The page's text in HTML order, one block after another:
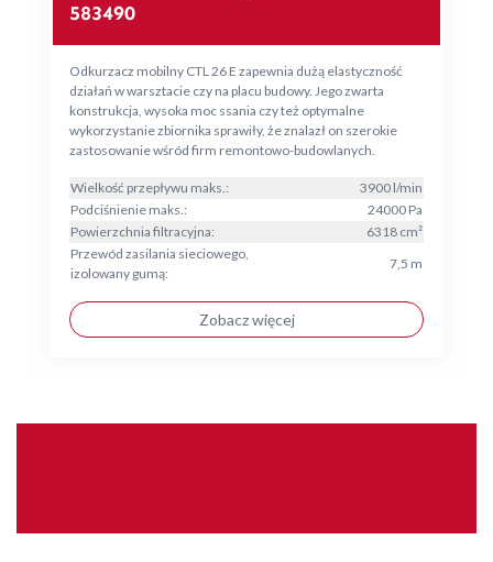
583490
Odkurzacz mobilny CTL 26 E zapewnia dużą elastyczność
działań w warsztacie czy na placu budowy. Jego zwarta
konstrukcja, wysoka moc ssania czy też optymalne
wykorzystanie zbiornika sprawiły, że znalazł on szerokie
zastosowanie wśród firm remontowo-budowlanych.
Wielkość przepływu maks.:
3900 l/min
Podciśnienie maks.:
24000 Pa
Powierzchnia filtracyjna:
6318 cm²
Przewód zasilania sieciowego,
izolowany gumą:
7,5 m
Zobacz więcej